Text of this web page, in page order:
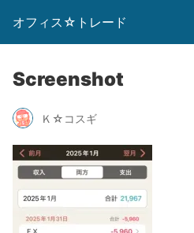
オフィス☆トレード
Screenshot
Ｋ☆コスギ